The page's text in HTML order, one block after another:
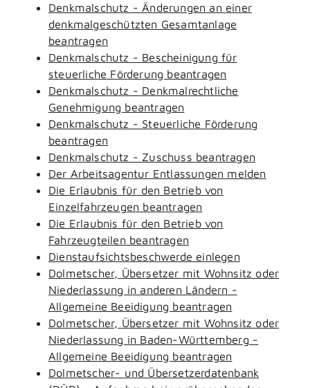
Denkmalschutz - Änderungen an einer
denkmalgeschützten Gesamtanlage
beantragen
Denkmalschutz - Bescheinigung für
steuerliche Förderung beantragen
Denkmalschutz - Denkmalrechtliche
Genehmigung beantragen
Denkmalschutz - Steuerliche Förderung
beantragen
Denkmalschutz - Zuschuss beantragen
Der Arbeitsagentur Entlassungen melden
Die Erlaubnis für den Betrieb von
Einzelfahrzeugen beantragen
Die Erlaubnis für den Betrieb von
Fahrzeugteilen beantragen
Dienstaufsichtsbeschwerde einlegen
Dolmetscher, Übersetzer mit Wohnsitz oder
Niederlassung in anderen Ländern -
Allgemeine Beeidigung beantragen
Dolmetscher, Übersetzer mit Wohnsitz oder
Niederlassung in Baden-Württemberg -
Allgemeine Beeidigung beantragen
Dolmetscher- und Übersetzerdatenbank